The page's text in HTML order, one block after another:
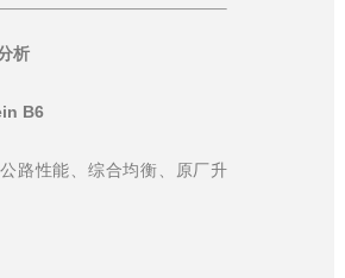
析
B6
路性能、综合均衡、原厂升